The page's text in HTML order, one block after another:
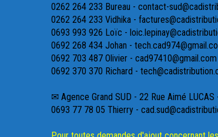
0262 264 233 Bureau - contact-
0262 264 233 Vidhika -
0693 993 926 Loïc -
0692 268 434 Johan -
0692 703 487 Olivier - cad97410@gmail.com
0692 370 370 Richard -
✉ Agence Grand SUD - 22 Rue Aimé
0693 77 78 05 Thierry -